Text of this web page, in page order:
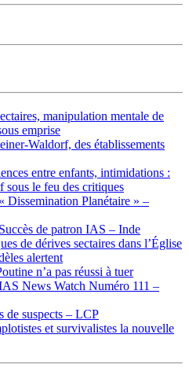
manipulation mentale de
emprise
Waldorf, des établissements
entre enfants, intimidations :
sous le feu des critiques
Dissemination Planétaire » –
de patron IAS – Inde
de dérives sectaires dans l’Église
alertent
n’a pas réussi à tuer
News Watch Numéro 111 –
de suspects – LCP
et survivalistes la nouvelle